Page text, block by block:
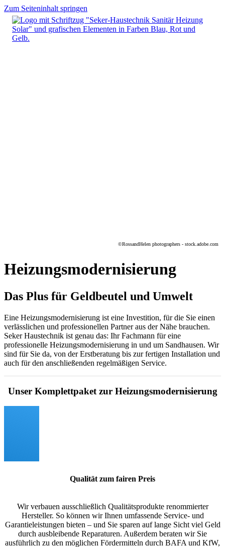
Zum Seiteninhalt springen
©RossandHelen photographers - stock.adobe.com
Heizungsmodernisierung
Das Plus für Geldbeutel und Umwelt
Eine Heizungsmodernisierung ist eine Investition, für die Sie einen
verlässlichen und professionellen Partner aus der Nähe brauchen.
Seker Haustechnik ist genau das: Ihr Fachmann für eine
professionelle Heizungsmodernisierung in und um Sandhausen. Wir
sind für Sie da, von der Erstberatung bis zur fertigen Installation und
auch für den anschließenden regelmäßigen Service.
Unser Komplettpaket zur Heizungsmodernisierung
Qualität zum fairen Preis
Wir verbauen ausschließlich Qualitätsprodukte renommierter
Hersteller. So können wir Ihnen umfassende Service- und
Garantieleistungen bieten – und Sie sparen auf lange Sicht viel Geld
durch ausbleibende Reparaturen. Außerdem beraten wir Sie
ausführlich zu den möglichen Fördermitteln durch BAFA und KfW,